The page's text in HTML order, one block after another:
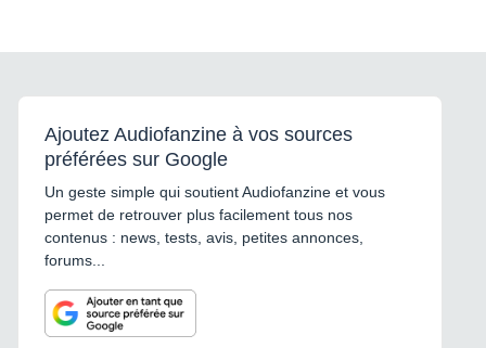
Ajoutez Audiofanzine à vos sources
préférées sur Google
Un geste simple qui soutient Audiofanzine et vous
permet de retrouver plus facilement tous nos
contenus : news, tests, avis, petites annonces,
forums...